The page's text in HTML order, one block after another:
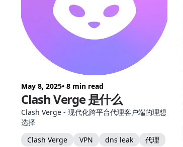
May 8, 2025• 8 min read
Clash Verge 是什么
Clash Verge - 现代化跨平台代理客户端的理想
选择
Clash Verge
VPN dns leak 代理